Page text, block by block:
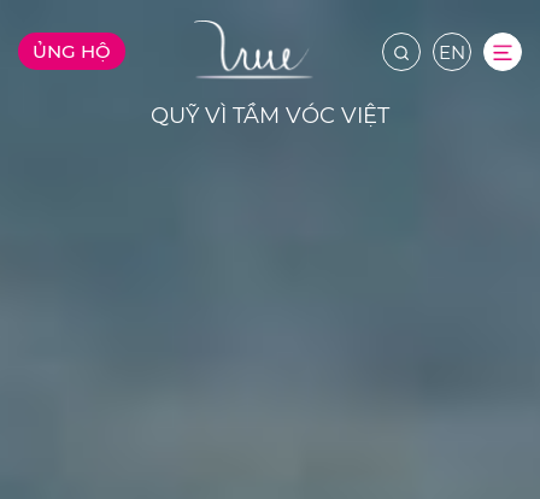
ỦNG HỘ EN
QUỸ VÌ TẦM VÓC VIỆT